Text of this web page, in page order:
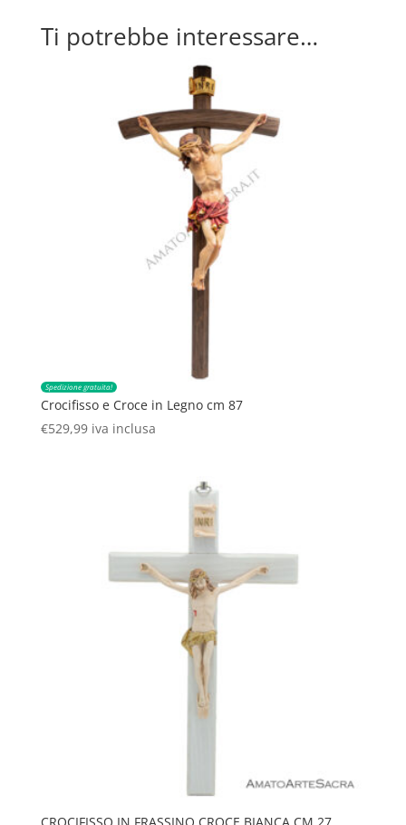
Ti potrebbe interessare…
Spedizione gratuita!
Crocifisso e Croce in Legno cm 87
€529,99 iva inclusa
CROCIFISSO IN FRASSINO CROCE BIANCA CM 27